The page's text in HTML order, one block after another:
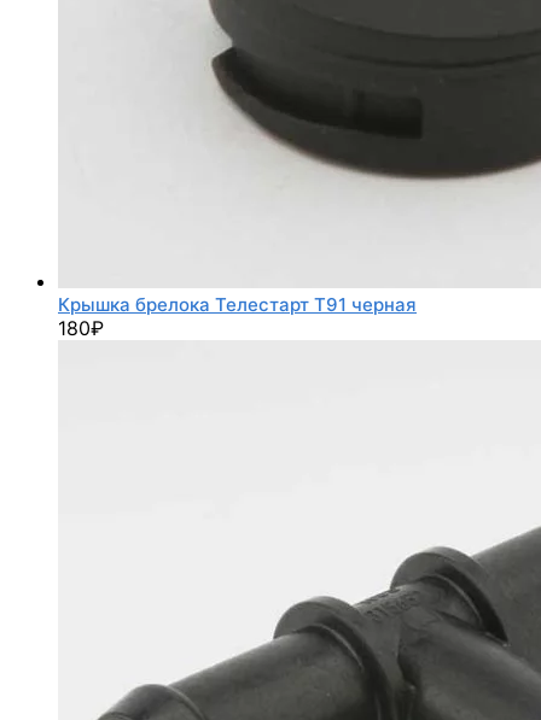
Крышка брелока Телестарт Т91 черная
180₽